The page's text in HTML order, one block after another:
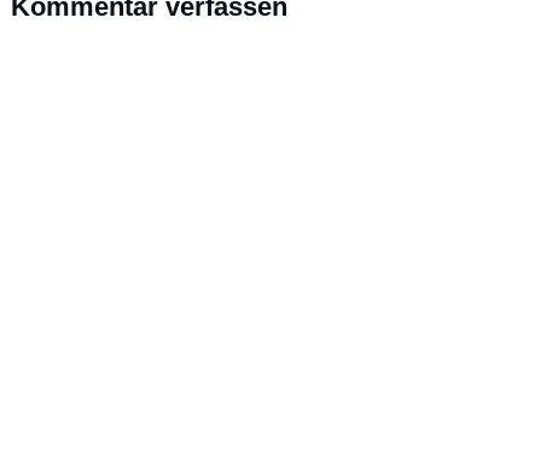
Kommentar verfassen